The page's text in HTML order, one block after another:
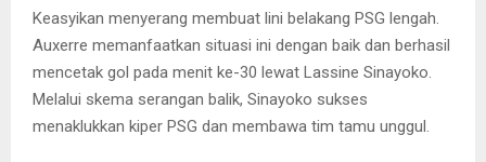
Keasyikan menyerang membuat lini belakang PSG lengah.
Auxerre memanfaatkan situasi ini dengan baik dan berhasil
mencetak gol pada menit ke-30 lewat Lassine Sinayoko.
Melalui skema serangan balik, Sinayoko sukses
menaklukkan kiper PSG dan membawa tim tamu unggul.